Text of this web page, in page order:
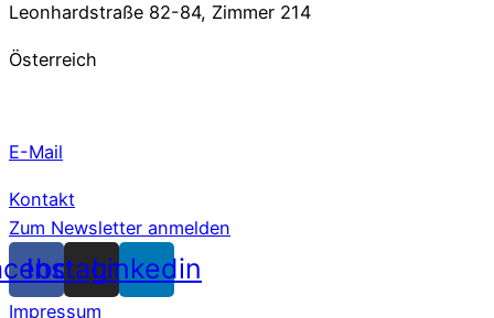
Leonhardstraße 82-84, Zimmer 214
Österreich
E-Mail
Kontakt
Zum Newsletter anmelden
Instagram
Linkedin
Impressum